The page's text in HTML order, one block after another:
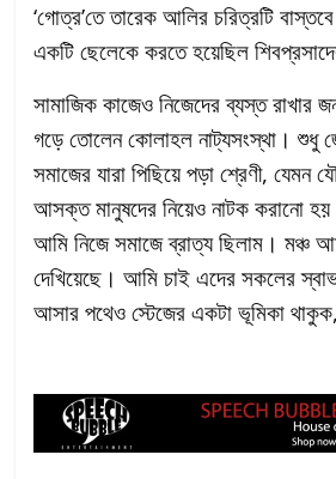
‘গোত্র’তে তারেক আলির চরিত্রটি
একটি ছেলেকে করতে হয়েছিল
সামাজিক কাজেও নিজেদের ব্যস্ত রাখার
গড়ে তোলেন কোলাহল নাট্যসংস্থা। শুধু
সমাজের যারা পিছিয়ে পড়া শ্রেণী, যেমন
আসক্ত মানুষদের নিয়েও নাটক করানো
আমি নিজে সমাজে ব্রাত্য ছিলাম। মঞ্চ
দেখিয়েছে। আমি চাই এদের সকলের
আসার পথেও স্টেজের একটা ভূমিকা